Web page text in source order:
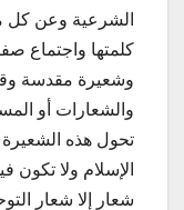
الشرعية وعن كل
كلمتها واجتماع
وشعيرة مقدسة
والشعارات أو
تحول هذه
الإسلام ولا تكون
شعار إلا شعار